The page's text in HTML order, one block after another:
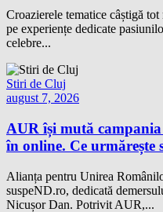
Croazierele tematice câștigă
pe experiențe dedicate
celebre...
Stiri de Cluj
august 7, 2026
AUR își mută
în online. Ce urmărește
Alianța pentru Unirea
suspeND.ro, dedicată
Nicușor Dan. Potrivit AUR,...